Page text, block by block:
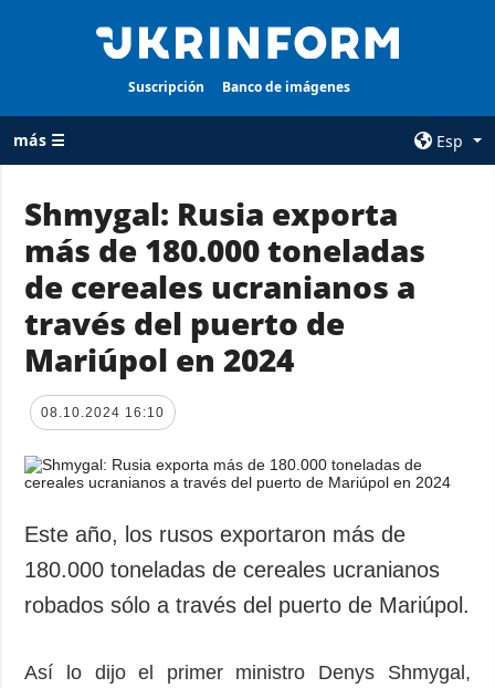
Suscripción Banco de imágenes
más ☰
Esp
TODAS LAS
CATEGORÍAS
Guerra
Reconstrucción
de Ucrania
Política
Economía
Defensa
Cultura
Deportes
Crimen
emergencias
AGENCIA
sobre la agencia
contacto
privacidad y
protección de
Shmygal: Rusia exporta
más de 180.000 toneladas
de cereales ucranianos a
través del puerto de
Mariúpol en 2024
08.10.2024 16:10
Este año, los rusos exportaron más de
180.000 toneladas de cereales ucranianos
robados sólo a través del puerto de Mariúpol.
Así lo dijo el primer ministro Denys Shmygal,